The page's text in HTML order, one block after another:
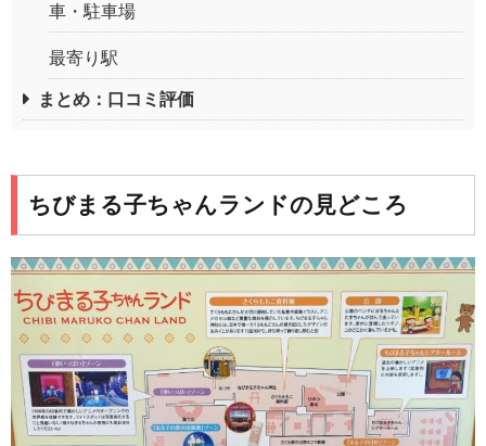
車・駐車場
最寄り駅
まとめ：口コミ評価
ちびまる子ちゃんランドの見どころ